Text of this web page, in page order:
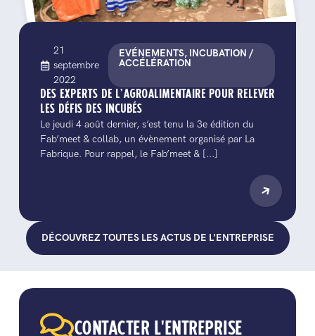
21
septembre
2022
EVÉNEMENTS, INCUBATION /
ACCÉLÉRATION
DES EXPERTS DE L’AGROALIMENTAIRE POUR RELEVER
LES DÉFIS DES INCUBÉS
Le jeudi 4 août dernier, s’est tenu la 3e édition du
Fab’meet & collab, un évènement organisé par La
Fabrique. Pour rappel, le Fab’meet & [...]
DÉCOUVREZ TOUTES LES ACTUS DE L'ENTREPRISE
CONTACTER L'ENTREPRISE